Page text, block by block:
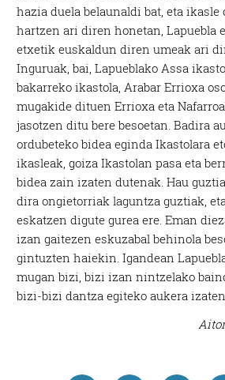
hazia duela belaunaldi bat, eta ikasle
hartzen ari diren honetan, Lapuebla
etxetik euskaldun diren umeak ari
Inguruak, bai, Lapueblako Assa
bakarreko ikastola, Arabar Errioxa
mugakide dituen Errioxa eta
jasotzen ditu bere besoetan. Badira
ordubeteko bidea eginda Ikastolara
ikasleak, goiza Ikastolan pasa eta
bidea zain izaten dutenak. Hau
dira ongietorriak laguntza guztiak,
eskatzen digute gurea ere. Eman
izan gaitezen eskuzabal behinola
gintuzten haiekin. Igandean
mugan bizi, bizi izan nintzelako
bizi-bizi dantza egiteko aukera